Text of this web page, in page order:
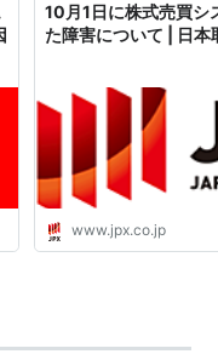
10月1日に株式売買シ
た障害について | 日本
www.jpx.co.jp